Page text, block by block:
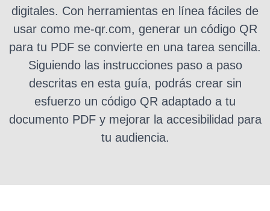
digitales. Con herramientas en línea fáciles de
usar como me-qr.com, generar un código QR
para tu PDF se convierte en una tarea sencilla.
Siguiendo las instrucciones paso a paso
descritas en esta guía, podrás crear sin
esfuerzo un código QR adaptado a tu
documento PDF y mejorar la accesibilidad para
tu audiencia.